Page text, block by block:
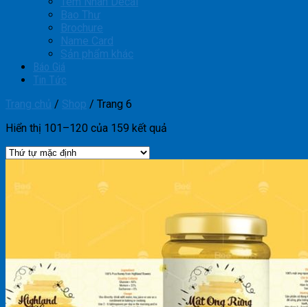
Bao Thư
Brochure
Name Card
Sản phẩm khác
Báo Giá
Tin Tức
Trang chủ / Shop / Trang 6
Hiển thị 101–120 của 159 kết quả